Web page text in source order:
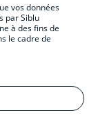
vos données
par Siblu
à des fins de
le cadre de